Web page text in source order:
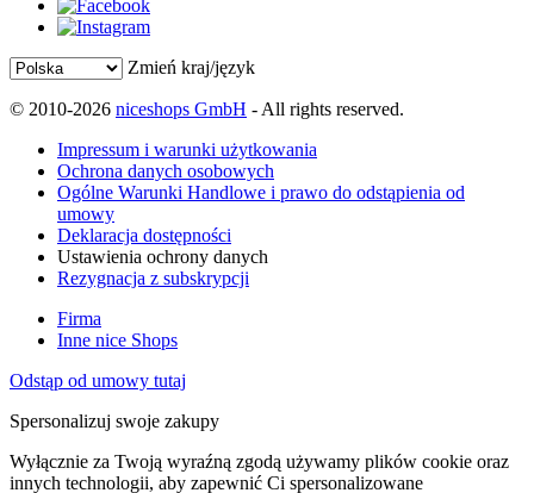
Zmień kraj/język
© 2010-2026 niceshops GmbH - All rights reserved.
Impressum i warunki użytkowania
Ochrona danych osobowych
Ogólne Warunki Handlowe i prawo do odstąpienia od
umowy
Deklaracja dostępności
Ustawienia ochrony danych
Rezygnacja z subskrypcji
Firma
Inne nice Shops
Odstąp od umowy tutaj
Spersonalizuj swoje zakupy
Wyłącznie za Twoją wyraźną zgodą używamy plików cookie oraz
innych technologii, aby zapewnić Ci spersonalizowane